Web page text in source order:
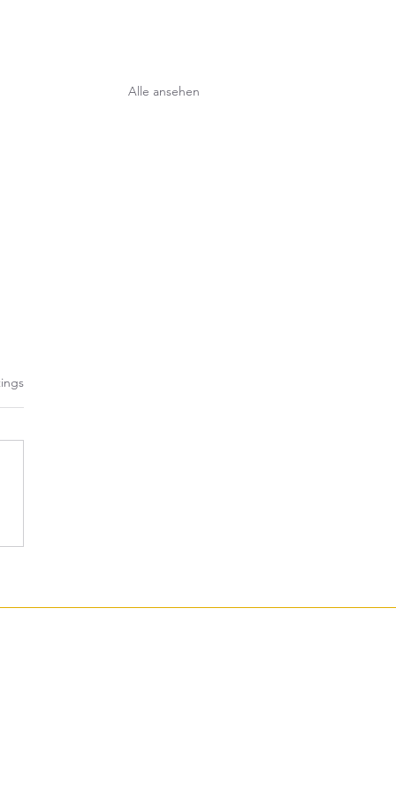
Alle ansehen